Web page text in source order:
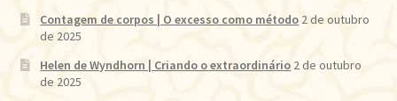
Contagem de corpos | O excesso como método 2 de outubro
de 2025
Helen de Wyndhorn | Criando o extraordinário 2 de outubro
de 2025